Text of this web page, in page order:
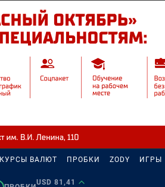
КУРСЫ ВАЛЮТ ПРОБКИ ZODY ИГРЫ
USD 81,41